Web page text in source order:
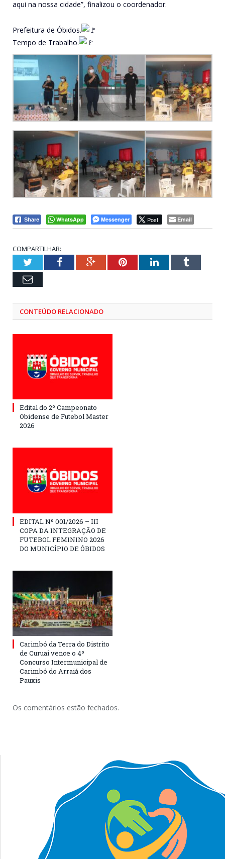
aqui na nossa cidade”, finalizou o coordenador.
Prefeitura de Óbidos.
Tempo de Trabalho.
Share WhatsApp Messenger Post Email
COMPARTILHAR:
TwitterFacebookGoogle+PinterestLinkedInTumblr
Email
CONTEÚDO RELACIONADO
Edital do 2º Campeonato
Obidense de Futebol Master
2026
EDITAL Nº 001/2026 – III
COPA DA INTEGRAÇÃO DE
FUTEBOL FEMININO 2026
DO MUNICÍPIO DE ÓBIDOS
Carimbó da Terra do Distrito
de Curuai vence o 4º
Concurso Intermunicipal de
Carimbó do Arraiá dos
Pauxis
Os comentários estão fechados.